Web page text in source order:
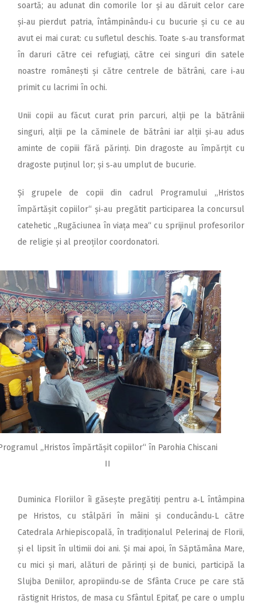
soartă; au adunat din comorile lor și au dăruit celor care
și‑au pierdut patria, întâmpinându‑i cu bucurie și cu ce au
avut ei mai curat: cu sufletul deschis. Toate s‑au transformat
în daruri către cei refugiați, către cei singuri din satele
noastre românești și către centrele de bătrâni, care i‑au
primit cu lacrimi în ochi.
Unii copii au făcut curat prin parcuri, alții pe la bătrânii
singuri, alții pe la căminele de bătrâni iar alții și‑au adus
aminte de copiii fără părinți. Din dragoste au împărțit cu
dragoste puținul lor; și s‑au umplut de bucurie.
Și grupele de copii din cadrul Programului ,,Hristos
împărtășit copiilor“ și‑au pregătit participarea la concursul
catehetic ,,Rugăciunea în viața mea“ cu sprijinul profesorilor
de religie și al preoților coordonatori.
,,Hristos împărtășit copiilor“ în Parohia Chiscani
II
Duminica Floriilor îi găsește pregătiți pentru a‑L întâmpina
pe Hristos, cu stâlpări în mâini și conducându‑L către
Catedrala Arhiepiscopală, în tradiționalul Pelerinaj de Florii,
și el lipsit în ultimii doi ani. Și mai apoi, în Săptămâna Mare,
cu mici și mari, alături de părinți și de bunici, participă la
Slujba Deniilor, apropiindu‑se de Sfânta Cruce pe care stă
răstignit Hristos, de masa cu Sfântul Epitaf, pe care o umplu